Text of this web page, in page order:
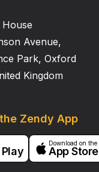
Avenue,
Park, Oxford
Kingdom
Zendy App
Download on the
App Store